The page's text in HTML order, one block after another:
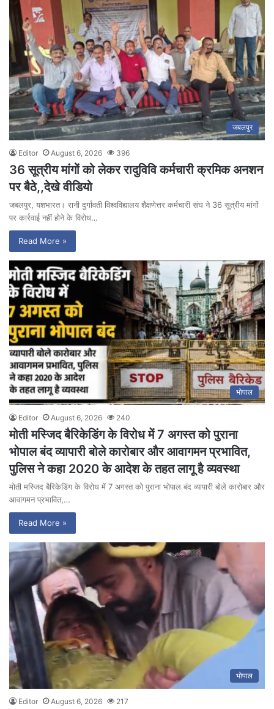
जबलपुर
Editor August 6, 2026 396
36 सूत्रीय मांगों को लेकर रादुविवि कर्मचारी क्रमिक अनशन
पर बैठे,,देखे वीडियो
जबलपुर, यशभारत। रानी दुर्गावती विश्वविद्यालय शैक्षणेत्तर कर्मचारी संघ ने 36 सूत्रीय मांगों
पर कार्रवाई नहीं होने के विरोध…
Read More »
भोपाल
Editor August 6, 2026 240
मोती मस्जिद बैरिकेडिंग के विरोध में 7 अगस्त को पुराना
भोपाल बंद व्यापारी बोले कारोबार और आवागमन प्रभावित,
पुलिस ने कहा 2020 के आदेश के तहत लागू है व्यवस्था
मोती मस्जिद बैरिकेडिंग के विरोध में 7 अगस्त को पुराना भोपाल बंद व्यापारी बोले कारोबार और
आवागमन प्रभावित,…
Read More »
भोपाल
Editor August 6, 2026 217